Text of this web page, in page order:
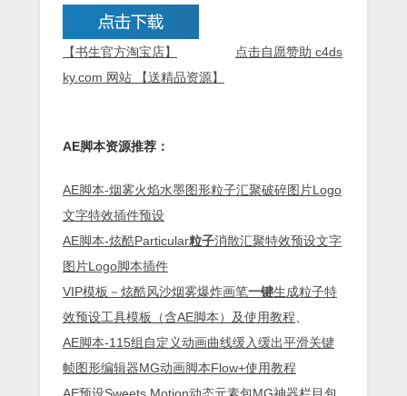
【书生官方淘宝店】
点击自愿赞助 c4ds
ky.com 网站 【送精品资源】
AE脚本资源推荐：
AE脚本-烟雾火焰水墨图形粒子汇聚破碎图片Logo
文字特效插件预设
AE脚本-炫酷Particular粒子消散汇聚特效预设文字
图片Logo脚本插件
VIP模板－炫酷风沙烟雾爆炸画笔一键生成粒子特
效预设工具模板（含AE脚本）及使用教程
AE脚本-115组自定义动画曲线缓入缓出平滑关键
帧图形编辑器MG动画脚本Flow+使用教程